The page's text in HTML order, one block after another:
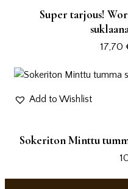
Super tarjous!
17,70
Add to Wishlist
Sokeriton Minttu